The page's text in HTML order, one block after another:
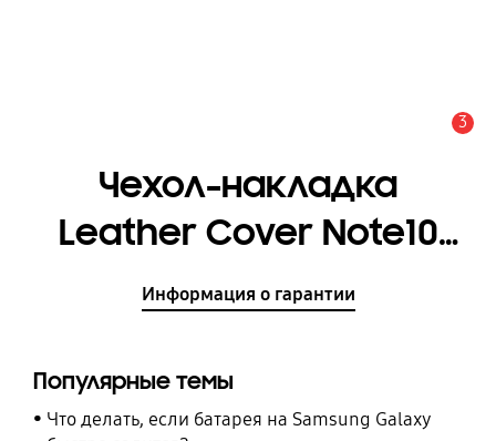
3
Чехол-накладка
Leather Cover Note10
[EF-VN970LREGRU]
Информация о гарантии
Популярные темы
Что делать, если батарея на Samsung Galaxy